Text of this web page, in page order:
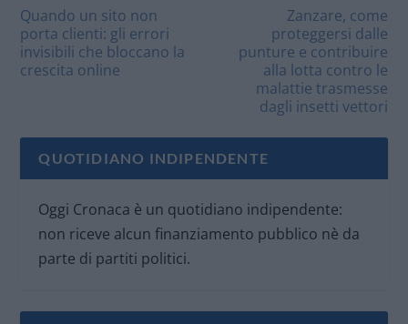
Quando un sito non
porta clienti: gli errori
invisibili che bloccano la
crescita online
Zanzare, come
proteggersi dalle
punture e contribuire
alla lotta contro le
malattie trasmesse
dagli insetti vettori
QUOTIDIANO INDIPENDENTE
Oggi Cronaca è un quotidiano indipendente:
non riceve alcun finanziamento pubblico nè da
parte di partiti politici.